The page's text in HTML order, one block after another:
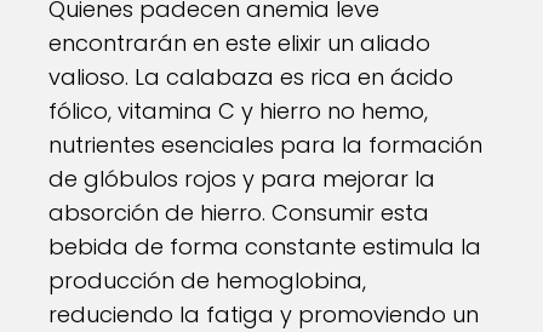
Quienes padecen anemia leve
encontrarán en este elixir un aliado
valioso. La calabaza es rica en ácido
fólico, vitamina C y hierro no hemo,
nutrientes esenciales para la formación
de glóbulos rojos y para mejorar la
absorción de hierro. Consumir esta
bebida de forma constante estimula la
producción de hemoglobina,
reduciendo la fatiga y promoviendo un